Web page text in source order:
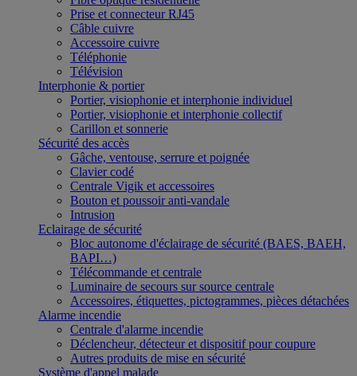
Prise et connecteur RJ45
Câble cuivre
Accessoire cuivre
Téléphonie
Télévision
Interphonie & portier
Portier, visiophonie et interphonie individuel
Portier, visiophonie et interphonie collectif
Carillon et sonnerie
Sécurité des accès
Gâche, ventouse, serrure et poignée
Clavier codé
Centrale Vigik et accessoires
Bouton et poussoir anti-vandale
Intrusion
Eclairage de sécurité
Bloc autonome d'éclairage de sécurité (BAES, BAEH,
BAPI…)
Télécommande et centrale
Luminaire de secours sur source centrale
Accessoires, étiquettes, pictogrammes, pièces détachées
Alarme incendie
Centrale d'alarme incendie
Déclencheur, détecteur et dispositif pour coupure
Autres produits de mise en sécurité
Système d'appel malade